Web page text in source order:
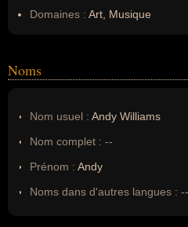
Domaines : Art, Musique
Noms
Nom usuel : Andy Williams
Nom complet : --
Prénom : Andy
Noms dans d'autres langues : --